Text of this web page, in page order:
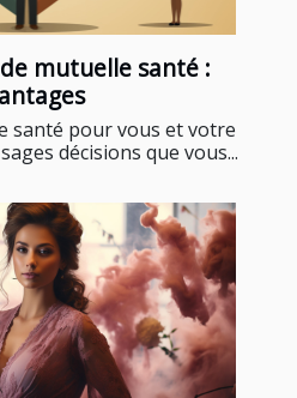
mutuelle santé :
santé pour vous et votre
décisions que vous...